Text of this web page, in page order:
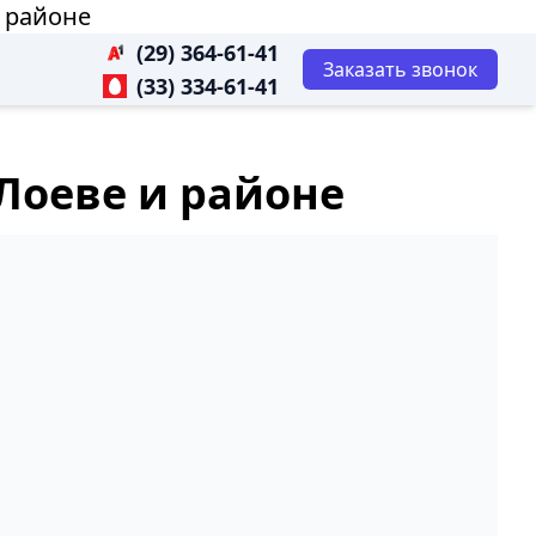
(29) 364-61-41
(33) 334-61-41
Заказать звонок
и районе